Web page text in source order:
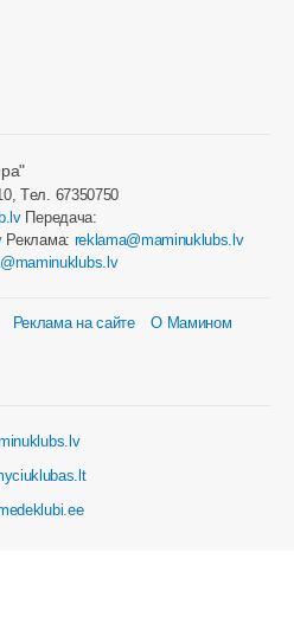
Tел. 67350750
Передача:
Реклама: reklama@maminuklubs.lv
Реклама на сайте
О Мамином